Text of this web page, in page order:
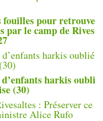
fouilles pour retrouve
par le camp de Rives
harkis oubli
(30)